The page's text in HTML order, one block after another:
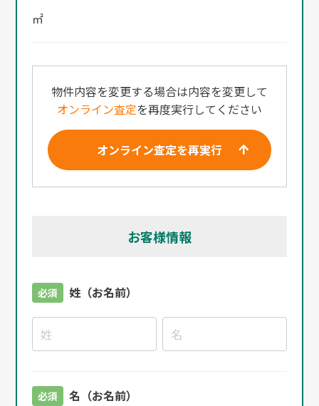
㎡
物件内容を変更する場合は内容を変更して
オンライン査定を再度実行してください
オンライン査定を再実行
お客様情報
必須 姓（お名前）
必須 名（お名前）